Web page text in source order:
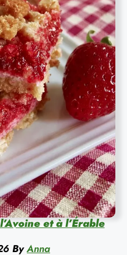
et à l’Érable
By Anna